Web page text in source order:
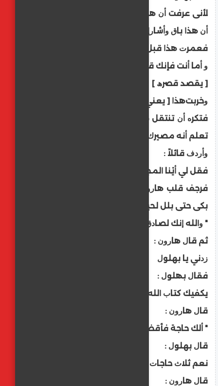
ﻷﻧﻰ ﻋﺮﻓﺖ ﺃﻥ ﻫﺬﺍ ﺯﺍﺋﻞ ﻭﺃﺷﺎﺭ ﺇﻟﻰ ﻗﺼﺮ ﻫﺎﺭﻭﻥ ﻭ
ﺃﻥ ﻫﺬﺍ ﺑﺎﻕ ﻭﺃﺷﺎﺭﺇﻟﻰ ﺍﻟﻘﺒﺮ ،
ﻓﻌﻤﺮﺕ ﻫﺬﺍ ﻗﺒﻞ ﻫﺬﺍ ،
ﻭ ﺃﻣﺎ ﺃﻧﺖ ﻓﺈﻧﻚ ﻗﺪ ﻋﻤﺮﺕ ﻫﺬﺍ
[ ﻳﻘﺼﺪ ﻗﺼﺮﮪ ]
ﻭﺧﺮﺑﺖﻫﺬﺍ [ ﻳﻌﻨﻲ ﺍﻟﻘﺒﺮ ]
ﻓﺘﻜﺮﻩ ﺃﻥ ﺗﻨﺘﻘﻞ ﻣﻦﺍﻟﻌﻤﺮﺍﻥ ﺇﻟﻰ ﺍﻟﺨﺮﺍﺏ ﻣﻊ ﺃﻧﻚ
ﺗﻌﻠﻢ ﺃﻧﻪ ﻣﺼﻴﺮﻙ ﻻ ﻣﺤﺎﻝ ،
ﻭﺃﺭﺩﻑ ﻗﺎﺋﻼً :
ﻓﻘﻞ ﻟﻲ ﺃﻳْﻨﺎ ﺍﻟﻤﺠﻨﻮﻥ ؟
ﻓﺮﺟﻒ ﻗﻠﺐ ﻫﺎﺭﻭﻥ ﺍﻟﺮﺷﻴﺪ ﻣﻦ ﻛﻠﻤﺎﺕ ﺑﻬﻠﻮﻝ ﻭ
ﺑﻜﻰ ﺣﺘﻰ ﺑﻠﻞ ﻟﺤﻴﺘﻪ ﻭ ﻫﻮ ﻳﻘﻮﻝ :
" ﻭﺍﻟﻠﻪ ﺇﻧﻚ ﻟﺼﺎﺩﻕ ! "..
ﺛﻢ ﻗﺎﻝ ﻫﺎﺭﻭﻥ :
ﺯﺩﻧﻲ ﻳﺎ ﺑﻬﻠﻮﻝ
ﻓﻘﺎﻝ ﺑﮭﻠﻮﻝ :
ﻳﻜﻔﻴﻚ ﻛﺘﺎﺏ ﺍﻟﻠﻪ ﻓﺎﻟﺰﻣﻪ
ﻗﺎﻝ ﻫﺎﺭﻭﻥ :
" ﺃﻟﻚ ﺣﺎﺟﺔ ﻓﺄﻗﻀﻴﮭﺎ ؟ "
ﻗﺎﻝ ﺑﻬﻠﻮﻝ :
ﻧﻌﻢ ﺛﻼﺙ ﺣﺎﺟﺎﺕ ﺇﻥ ﻗﻀﻴﺘﻬﺎ ﺷﻜﺮﺗﻚ !
ﻗﺎﻝ ﻫﺎﺭﻭﻥ :